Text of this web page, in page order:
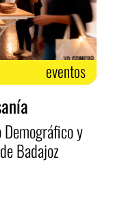
eventos
y
Badajoz